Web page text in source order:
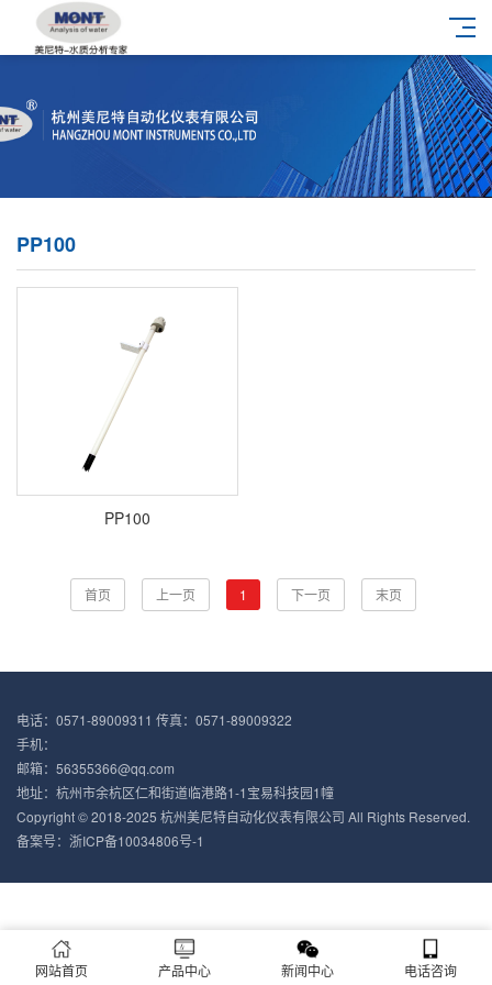
PP100
PP100
首页 上一页 1 下一页 末页
电话：0571-89009311 传真：0571-89009322
手机：
邮箱：56355366@qq.com
地址：杭州市余杭区仁和街道临港路1-1宝易科技园1幢
Copyright © 2018-2025 杭州美尼特自动化仪表有限公司 All Rights Reserved.
备案号： 浙ICP备10034806号-1
网站首页 产品中心 新闻中心 电话咨询